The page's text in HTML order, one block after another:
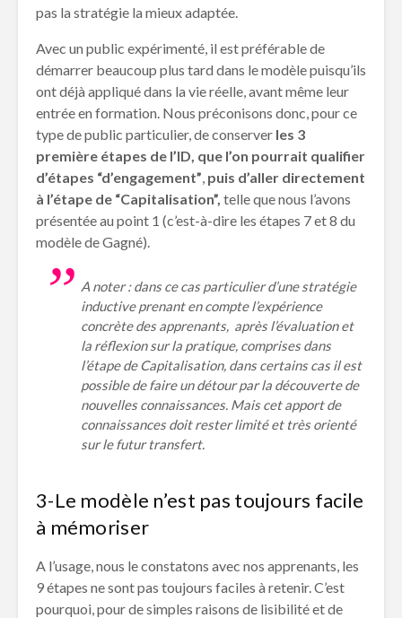
pas la stratégie la mieux adaptée.
Avec un public expérimenté, il est préférable de
démarrer beaucoup plus tard dans le modèle puisqu’ils
ont déjà appliqué dans la vie réelle, avant même leur
entrée en formation. Nous préconisons donc, pour ce
type de public particulier, de conserver les 3
première étapes de l’ID, que l’on pourrait qualifier
d’étapes “d’engagement”, puis d’aller directement
à l’étape de “Capitalisation”, telle que nous l’avons
présentée au point 1 (c’est-à-dire les étapes 7 et 8 du
modèle de Gagné).
A noter : dans ce cas particulier d’une stratégie
inductive prenant en compte l’expérience
concrète des apprenants, après l’évaluation et
la réflexion sur la pratique, comprises dans
l’étape de Capitalisation, dans certains cas il est
possible de faire un détour par la découverte de
nouvelles connaissances. Mais cet apport de
connaissances doit rester limité et très orienté
sur le futur transfert.
3-Le modèle n’est pas toujours facile
à mémoriser
A l’usage, nous le constatons avec nos apprenants, les
9 étapes ne sont pas toujours faciles à retenir. C’est
pourquoi, pour de simples raisons de lisibilité et de